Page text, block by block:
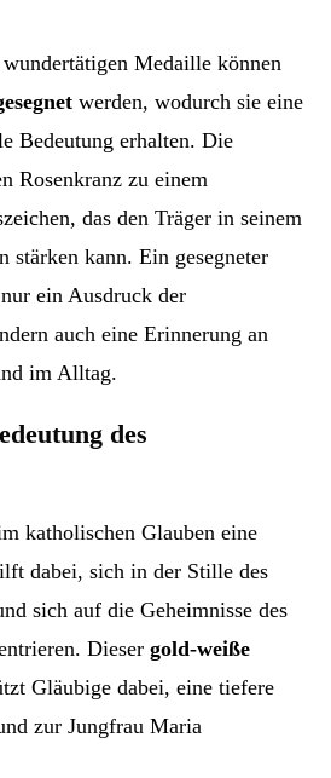
Medaille können
werden, wodurch sie eine
Bedeutung erhalten. Die
Rosenkranz zu einem
das den Träger in seinem
stärken kann. Ein gesegneter
ein Ausdruck der
auch eine Erinnerung an
im Alltag.
des
katholischen Glauben eine
dabei, sich in der Stille des
sich auf die Geheimnisse des
Diesergold-weiße
Gläubige dabei, eine tiefere
zur Jungfrau Maria